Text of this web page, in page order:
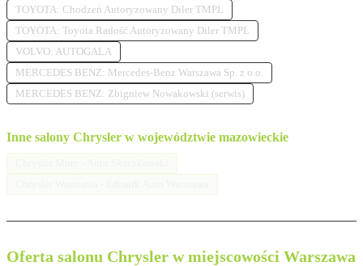
TOYOTA: Chodzeń Autoryzowany Diler TMPL
TOYOTA: Toyota Radość Autoryzowany Diler TMPL
VOLVO: AUTOGALA
MERCEDES BENZ: Mercedes-Benz Warszawa Sp. z o.o.
MERCEDES BENZ: Zbigniew Nowakowski (serwis)
Inne salony Chrysler w województwie mazowieckie
Oferta salonu Chrysler w miejscowości Warszawa